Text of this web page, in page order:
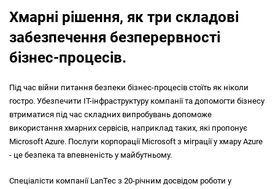
Хмарні рішення, як три складові
забезпечення безперервності
бізнес-процесів.
Під час війни питання безпеки бізнес-процесів стоїть як ніколи
гостро. Убезпечити IT-інфраструктуру компанії та допомогти бізнесу
втриматися під час складних випробувань допоможе
використання хмарних сервісів, наприклад таких, які пропонує
Microsoft Azure. Послуги корпорації Microsoft з міграції у хмару Azure
- це безпека та впевненість у майбутньому.
Спеціалісти компанії LanTec з 20-річним досвідом роботи у